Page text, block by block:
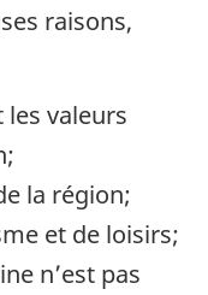
raisons,
valeurs
la région;
et de loisirs;
n’est pas